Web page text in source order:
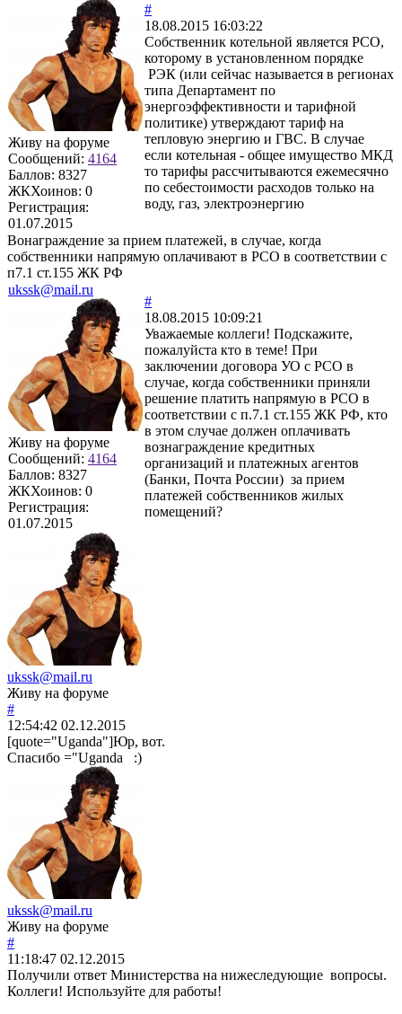
Живу на форуме
Сообщений: 4164
Баллов: 8327
ЖКХоинов: 0
Регистрация:
01.07.2015
#
18.08.2015 16:03:22
Собственник котельной является РСО,
которому в установленном порядке
РЭК (или сейчас называется в регионах
типа Департамент по
энергоэффективности и тарифной
политике) утверждают тариф на
тепловую энергию и ГВС. В случае
если котельная - общее имущество МКД
то тарифы рассчитываются ежемесячно
по себестоимости расходов только на
воду, газ, электроэнергию
Вонаграждение за прием платежей, в случае, когда
собственники напрямую оплачивают в РСО в соответствии с
п7.1 ст.155 ЖК РФ
ukssk@mail.ru
Живу на форуме
Сообщений: 4164
Баллов: 8327
ЖКХоинов: 0
Регистрация:
01.07.2015
#
18.08.2015 10:09:21
Уважаемые коллеги! Подскажите,
пожалуйста кто в теме! При
заключении договора УО с РСО в
случае, когда собственники приняли
решение платить напрямую в РСО в
соответствии с п.7.1 ст.155 ЖК РФ, кто
в этом случае должен оплачивать
вознаграждение кредитных
организаций и платежных агентов
(Банки, Почта России) за прием
платежей собственников жилых
помещений?
ukssk@mail.ru
Живу на форуме
#
12:54:42 02.12.2015
[quote="Uganda"]Юр, вот.
Спасибо ="Uganda :)
ukssk@mail.ru
Живу на форуме
#
11:18:47 02.12.2015
Получили ответ Министерства на нижеследующие вопросы.
Коллеги! Используйте для работы!